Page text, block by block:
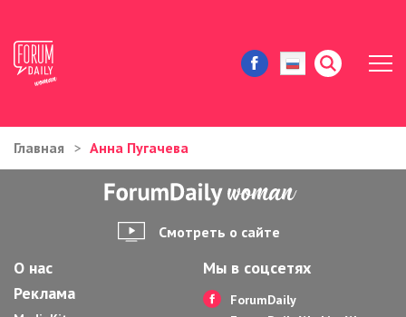
ЖИЗНЬ И ИСТОРИИ
ИММИГРАЦИЯ В США
АВТОРСКИЕ КОЛОНКИ
Главная Анна Пугачева
Смотреть о сайте
О нас
Реклама
Мы в соцсетях
ForumDaily